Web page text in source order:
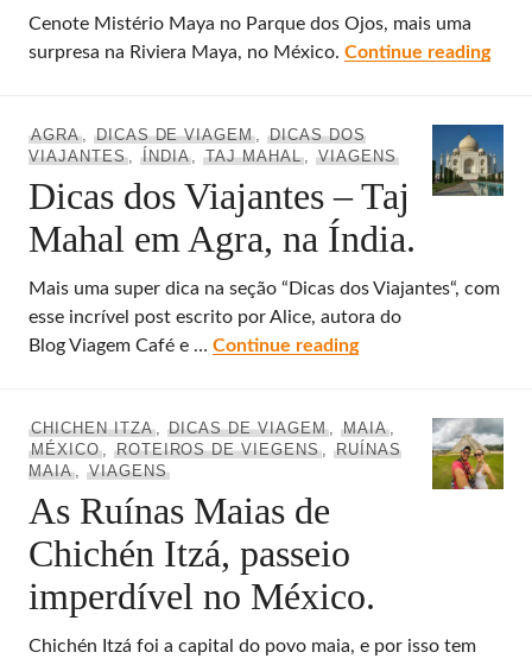
Cenote Mistério Maya no Parque dos Ojos, mais uma
surpresa na Riviera Maya, no México. Continue reading
AGRA, DICAS DE VIAGEM,DICAS DOS
VIAJANTES, ÍNDIA,TAJ MAHAL, VIAGENS
Dicas dos Viajantes – Taj
Mahal em Agra, na Índia.
Mais uma super dica na seção “Dicas dos Viajantes“, com
esse incrível post escrito por Alice, autora do
Blog Viagem Café e … Continue readingDicas dos Viajantes
CHICHEN ITZA, DICAS DE VIAGEM, MAIA,
MÉXICO, ROTEIROS DE VIEGENS,RUÍNAS
MAIA, VIAGENS
As Ruínas Maias de
Chichén Itzá, passeio
imperdível no México.
Chichén Itzá foi a capital do povo maia, e por isso tem